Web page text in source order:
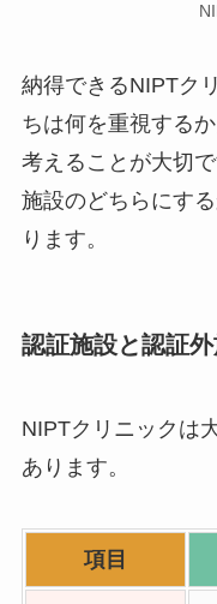
納得できるNIPTク
ちは何を重視する
考えることが大切
施設のどちらにす
ります。
認証施設と認証
NIPTクリニックは
あります。
項目